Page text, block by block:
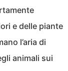
e delle piante
l’aria di
animali sui